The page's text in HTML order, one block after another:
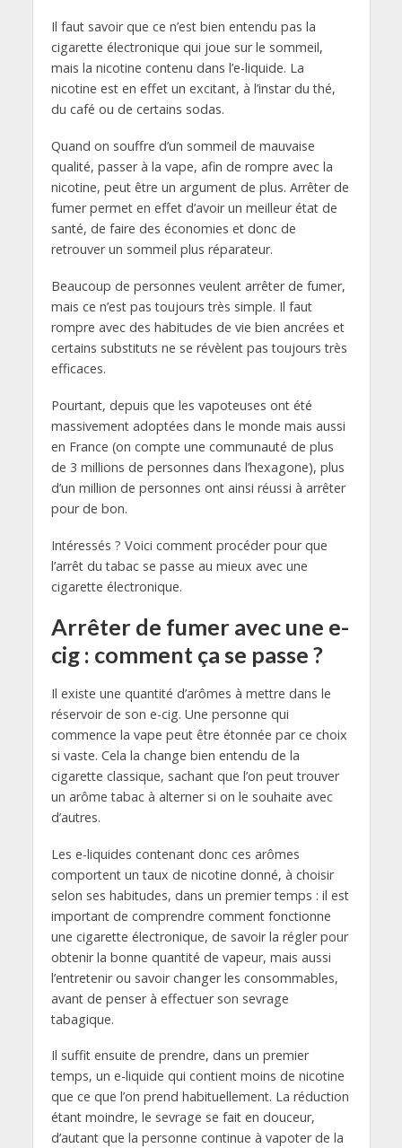
Il faut savoir que ce n’est bien entendu pas la
cigarette électronique qui joue sur le sommeil,
mais la nicotine contenu dans l’e-liquide. La
nicotine est en effet un excitant, à l’instar du thé,
du café ou de certains sodas.
Quand on souffre d’un sommeil de mauvaise
qualité, passer à la vape, afin de rompre avec la
nicotine, peut être un argument de plus. Arrêter de
fumer permet en effet d’avoir un meilleur état de
santé, de faire des économies et donc de
retrouver un sommeil plus réparateur.
Beaucoup de personnes veulent arrêter de fumer,
mais ce n’est pas toujours très simple. Il faut
rompre avec des habitudes de vie bien ancrées et
certains substituts ne se révèlent pas toujours très
efficaces.
Pourtant, depuis que les vapoteuses ont été
massivement adoptées dans le monde mais aussi
en France (on compte une communauté de plus
de 3 millions de personnes dans l’hexagone), plus
d’un million de personnes ont ainsi réussi à arrêter
pour de bon.
Intéressés ? Voici comment procéder pour que
l’arrêt du tabac se passe au mieux avec une
cigarette électronique.
Arrêter de fumer avec une e-
cig : comment ça se passe ?
Il existe une quantité d’arômes à mettre dans le
réservoir de son e-cig. Une personne qui
commence la vape peut être étonnée par ce choix
si vaste. Cela la change bien entendu de la
cigarette classique, sachant que l’on peut trouver
un arôme tabac à alterner si on le souhaite avec
d’autres.
Les e-liquides contenant donc ces arômes
comportent un taux de nicotine donné, à choisir
selon ses habitudes, dans un premier temps : il est
important de comprendre comment fonctionne
une cigarette électronique, de savoir la régler pour
obtenir la bonne quantité de vapeur, mais aussi
l’entretenir ou savoir changer les consommables,
avant de penser à effectuer son sevrage
tabagique.
Il suffit ensuite de prendre, dans un premier
temps, un e-liquide qui contient moins de nicotine
que ce que l’on prend habituellement. La réduction
étant moindre, le sevrage se fait en douceur,
d’autant que la personne continue à vapoter de la